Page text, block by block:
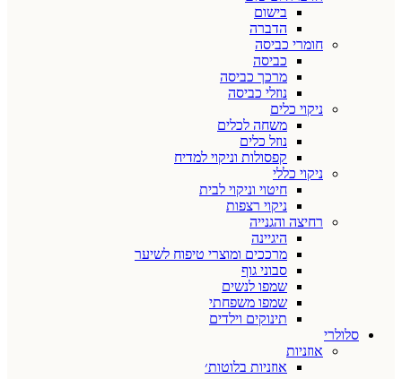
בישום
הדברה
חומרי כביסה
כביסה
מרכך כביסה
נוזלי כביסה
ניקוי כלים
משחה לכלים
נוזל כלים
קפסולות וניקוי למדיח
ניקוי כללי
חיטוי וניקוי לבית
ניקוי רצפות
רחיצה והגנייה
היגיינה
מרככים ומוצרי טיפוח לשיער
סבוני גוף
שמפו לנשים
שמפו משפחתי
תינוקים וילדים
סלולרי
אוזניות
אוזניות בלוטות׳